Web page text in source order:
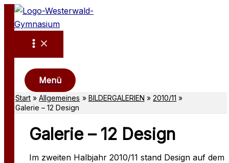
Zum
Inhalt
springen
Menü
Start Allgemeines BILDERGALERIEN
2010/11
Galerie – 12 Design
Galerie – 12 Design
Im zweiten Halbjahr 2010/11 stand Design auf dem